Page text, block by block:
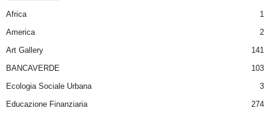
Africa
1
America
2
Art Gallery
141
BANCAVERDE
103
Ecologia Sociale Urbana
3
Educazione Finanziaria
274